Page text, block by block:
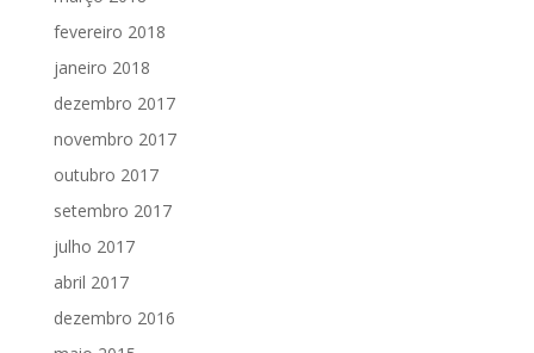
fevereiro 2018
janeiro 2018
dezembro 2017
novembro 2017
outubro 2017
setembro 2017
julho 2017
abril 2017
dezembro 2016